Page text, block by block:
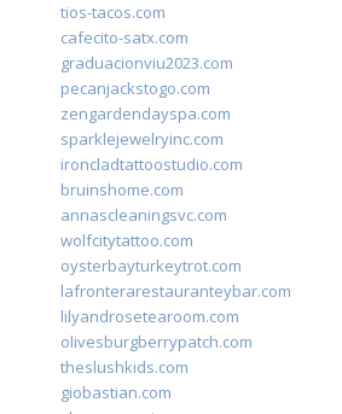
tios-tacos.com
cafecito-satx.com
graduacionviu2023.com
pecanjackstogo.com
zengardendayspa.com
sparklejewelryinc.com
ironcladtattoostudio.com
bruinshome.com
annascleaningsvc.com
wolfcitytattoo.com
oysterbayturkeytrot.com
lafronterarestauranteybar.com
lilyandrosetearoom.com
olivesburgberrypatch.com
theslushkids.com
giobastian.com